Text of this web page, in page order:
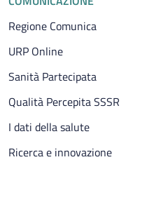
Regione Comunica
URP Online
Sanità Partecipata
Qualità Percepita SSSR
I dati della salute
Ricerca e innovazione